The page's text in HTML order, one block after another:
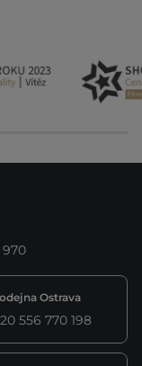
970
Ostrava
556 770 198